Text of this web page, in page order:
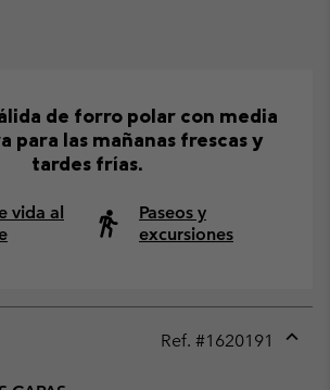
de forro polar con media
para las mañanas frescas y
tardes frías.
vida al
Paseos y
excursiones
Ref. #1620191